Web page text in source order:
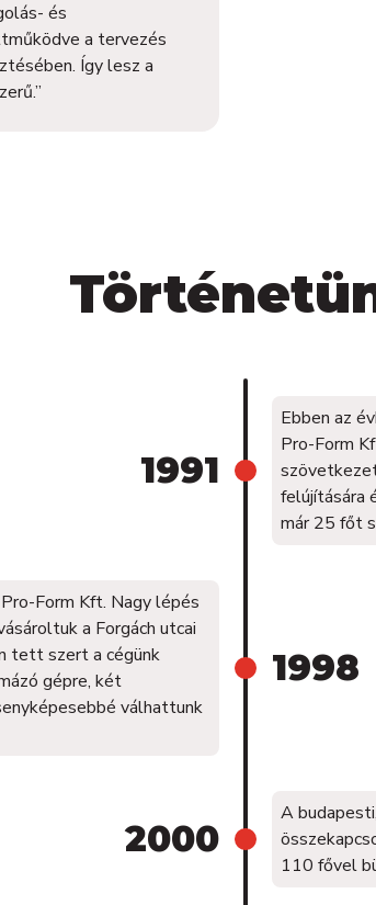
és
a tervezés
Így lesz a
1991
Ebben az
Pro-Form
felújítására
már 25 főt
1998
Form Kft. Nagy lépés
a Forgách utcai
tett szert a cégünk
gépre, két
válhattunk
2000
A
110 fővel